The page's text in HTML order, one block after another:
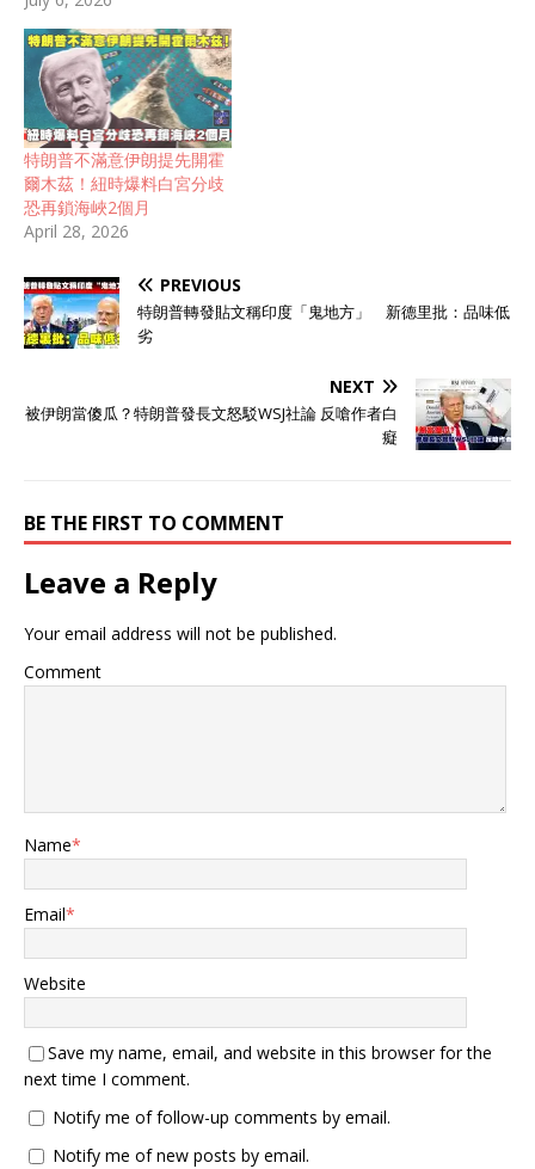
特朗普不滿意伊朗提先開霍
爾木茲！紐時爆料白宮分歧
恐再鎖海峽2個月
April 28, 2026
PREVIOUS
特朗普轉發貼文稱印度「鬼地方」 新德里批：品味低
劣
NEXT
被伊朗當傻瓜？特朗普發長文怒駁WSJ社論 反嗆作者白
癡
BE THE FIRST TO COMMENT
Leave a Reply
Your email address will not be published.
Comment
Name*
Email*
Website
Save my name, email, and website in this browser for the
next time I comment.
Notify me of follow-up comments by email.
Notify me of new posts by email.